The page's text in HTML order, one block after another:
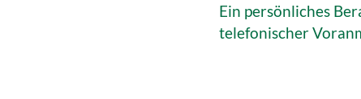
Ein persönliches
telefonischer